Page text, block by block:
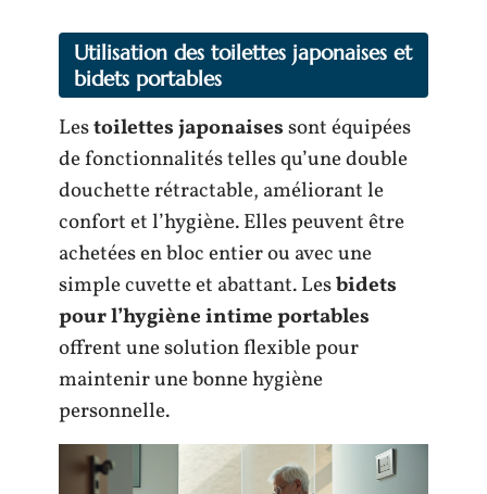
Utilisation des toilettes japonaises et
bidets portables
Lestoilettes japonaisessont équipées
de fonctionnalités telles qu’une double
douchette rétractable, améliorant le
confort et l’hygiène. Elles peuvent être
achetées en bloc entier ou avec une
simple cuvette et abattant. Lesbidets
pour l’hygiène intime portables
offrent une solution flexible pour
maintenir une bonne hygiène
personnelle.